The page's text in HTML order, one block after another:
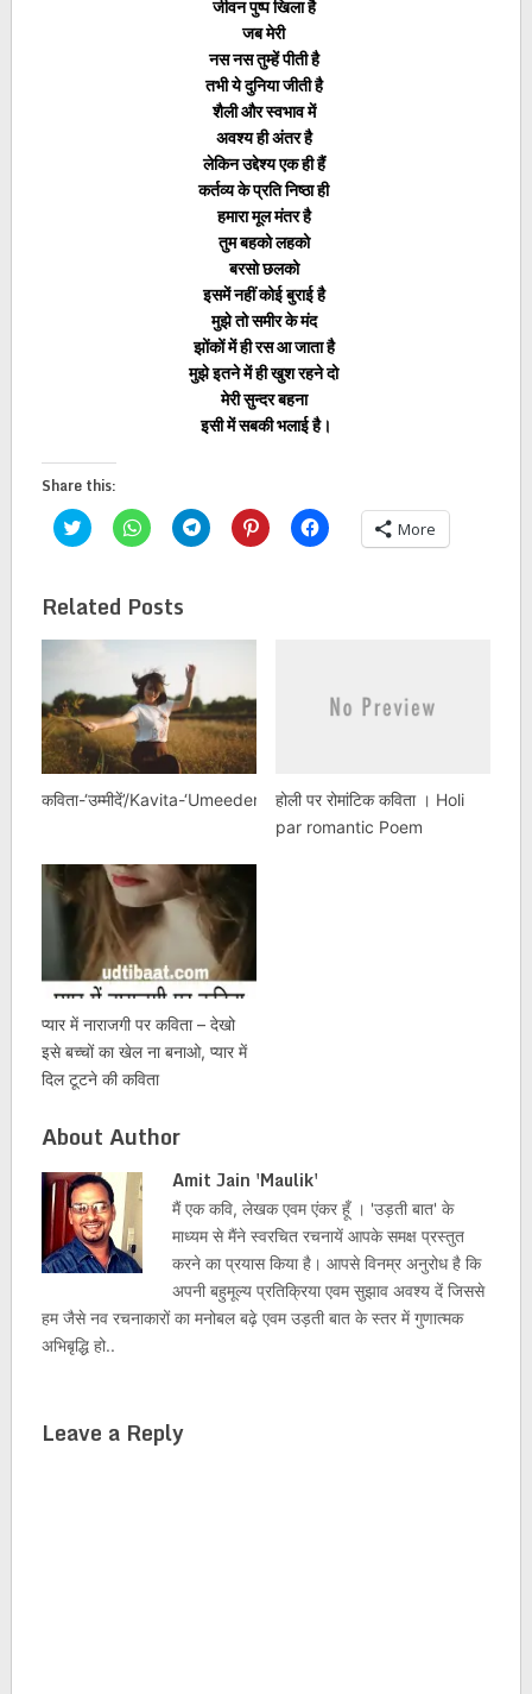
जीवन पुष्प खिला है
जब मेरी
नस नस तुम्हें पीती है
तभी ये दुनिया जीती है
शैली और स्वभाव में
अवश्य ही अंतर है
लेकिन उद्देश्य एक ही हैं
कर्तव्य के प्रति निष्ठा ही
हमारा मूल मंतर है
तुम बहको लहको
बरसो छलको
इसमें नहीं कोई बुराई है
मुझे तो समीर के मंद
झोंकों में ही रस आ जाता है
मुझे इतने में ही खुश रहने दो
मेरी सुन्दर बहना
इसी में सबकी भलाई है।
Share this:
Click
to
(Opens
in
Click
to
(Opens
in
Click
to
Click
to
Click
to More
Related Posts
कविता-‘उम्मीदें’/Kavita-‘Umeeden’
होली पर रोमांटिक कविता । Holi
par romantic Poem
प्यार में नाराजगी पर कविता – देखो
इसे बच्चों का खेल ना बनाओ, प्यार में
दिल टूटने की कविता
About Author
Amit Jain 'Maulik'
मैं एक कवि, लेखक एवम एंकर हूँ । 'उड़ती बात' के
माध्यम से मैंने स्वरचित रचनायें आपके समक्ष प्रस्तुत
करने का प्रयास किया है। आपसे विनम्र अनुरोध है कि
अपनी बहुमूल्य प्रतिक्रिया एवम सुझाव अवश्य दें जिससे
हम जैसे नव रचनाकारों का मनोबल बढ़े एवम उड़ती बात के स्तर में गुणात्मक
अभिबृद्धि हो..
Leave a Reply